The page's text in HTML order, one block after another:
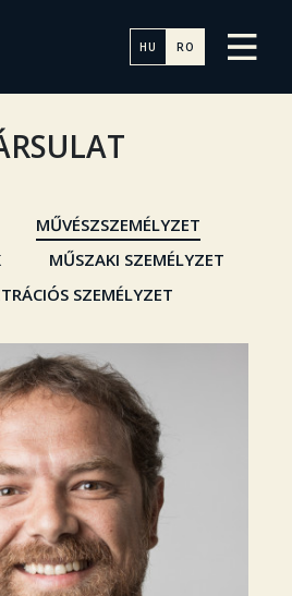
HU RO
MŰVÉSZSZEMÉLYZET
MŰSZAKI SZEMÉLYZET
SZEMÉLYZET